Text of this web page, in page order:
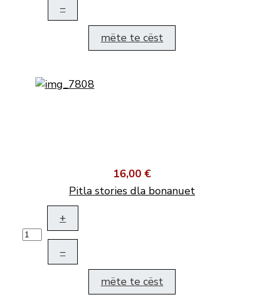
–
mëte te cëst
16,00 €
Pitla stories dla bonanuet
+
–
mëte te cëst